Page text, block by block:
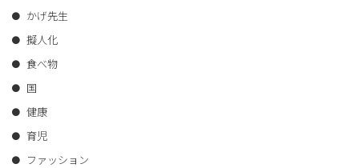
かげ先生
擬人化
食べ物
国
健康
育児
ファッション